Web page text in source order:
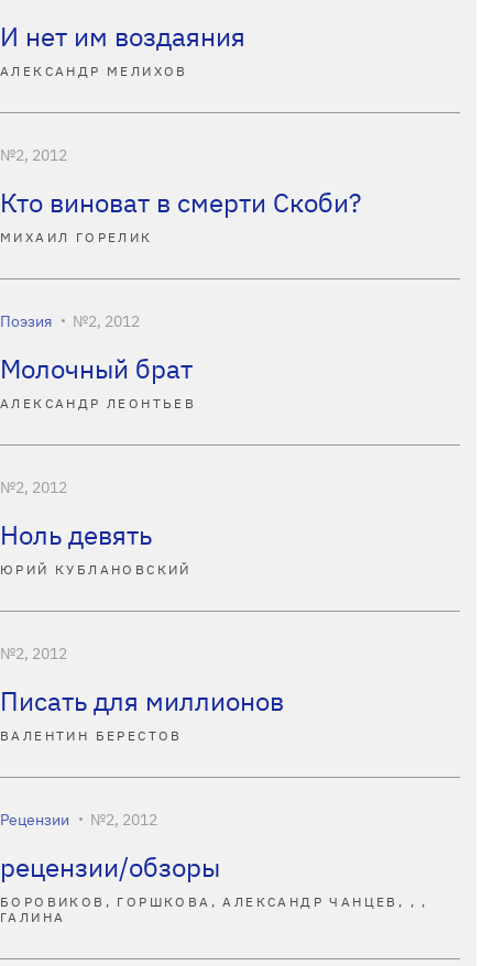
И нет им воздаяния
АЛЕКСАНДР МЕЛИХОВ
№2, 2012
Кто виноват в смерти Скоби?
МИХАИЛ ГОРЕЛИК
Поэзия №2, 2012
Молочный брат
АЛЕКСАНДР ЛЕОНТЬЕВ
№2, 2012
Ноль девять
ЮРИЙ КУБЛАНОВСКИЙ
№2, 2012
Писать для миллионов
ВАЛЕНТИН БЕРЕСТОВ
Рецензии №2, 2012
рецензии/обзоры
БОРОВИКОВ, ГОРШКОВА, АЛЕКСАНДР ЧАНЦЕВ, , ,
ГАЛИНА